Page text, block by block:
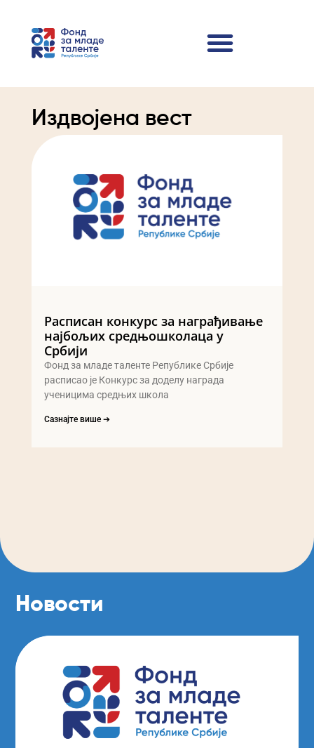
Издвојена вест
Расписан конкурс за награђивање
најбољих средњошколаца у
Србији
Фонд за младе таленте Републике Србије
расписао је Конкурс за доделу награда
ученицима средњих школа
Сазнајте више ➔
Новости